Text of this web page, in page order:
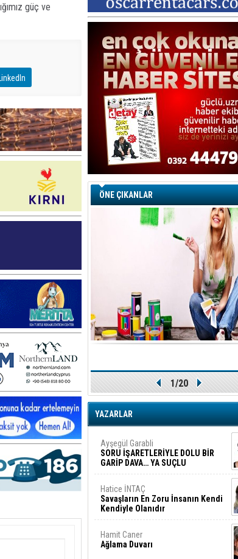
güç ve
ÖNE ÇIKANLAR
1/20
YAZARLAR
Ayşegül Garabli
SORU İŞARETLERİYLE DOLU BİR
GARİP DAVA… YA SUÇLU
DEĞİLSE???
Hatice İNTAÇ
Savaşların En Zoru İnsanın Kendi
Kendiyle Olanıdır
Hamit Caner
Ağlama Duvarı